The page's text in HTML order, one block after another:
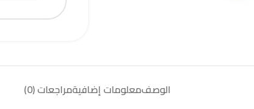
الوصفمعلومات إضافيةمراجعات (0)